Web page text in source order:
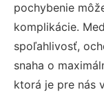
pochybenie
komplikácie.
spoľahlivosť,
snaha o
ktorá je pre nás